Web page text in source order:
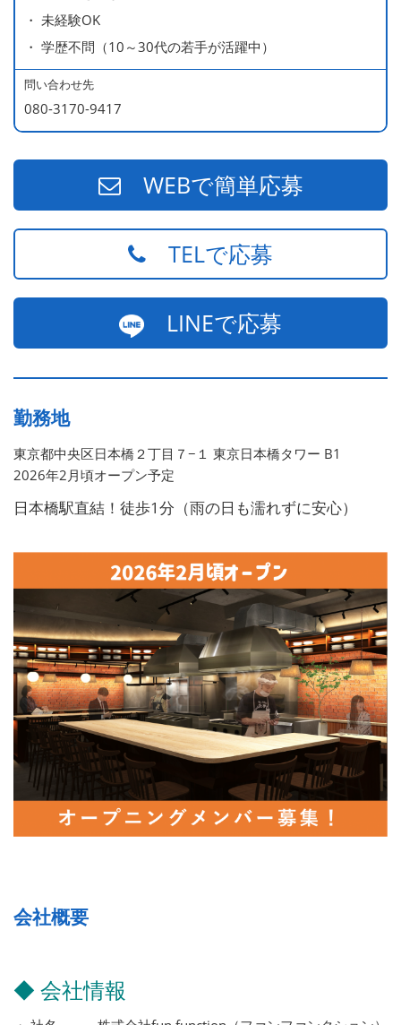
・ 未経験OK
・ 学歴不問（10～30代の若手が活躍中）
問い合わせ先
080-3170-9417
WEBで簡単応募
TELで応募
LINEで応募
勤務地
東京都中央区日本橋２丁目７−１ 東京日本橋タワー B1
2026年2月頃オープン予定
日本橋駅直結！徒歩1分（雨の日も濡れずに安心）
会社概要
◆ 会社情報